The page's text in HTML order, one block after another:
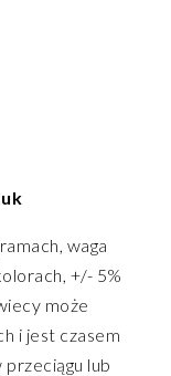
waga
+/- 5%
może
i jest czasem
lub